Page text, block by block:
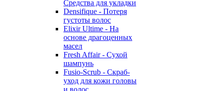
Средства для укладки
Densifique - Потеря
густоты волос
Elixir Ultime - На
основе драгоценных
масел
Fresh Affair - Сухой
шампунь
Fusio-Scrub - Скраб-
уход для кожи головы
и волос